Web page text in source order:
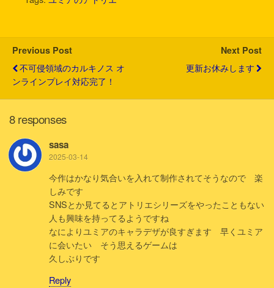
Previous Post
不可侵領域のカルキノス オ
ンラインプレイ対応完了！
Next Post
更新お休みします
8 responses
sasa
2025-03-14
今作はかなり気合いを入れて制作されてそうなので 楽
しみです
SNSとか見てるとアトリエシリーズをやったこともない
人も興味を持ってるようですね
なによりユミアのキャラデザが良すぎます 早くユミア
に会いたい そう思えるゲームは
久しぶりです
Reply